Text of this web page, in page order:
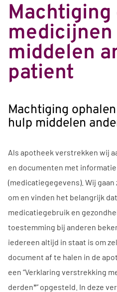
Machtiging
middelen
patient
Machtiging
hulp middelen
Als apotheek verstrekken wij
en documenten met
(medicatiegegevens). Wij
om en vinden het belangrijk
medicatiegebruik en
toestemming bij anderen
iedereen altijd in staat is om
document af te halen in de
een “Verklaring verstrekking
derden*” opgesteld. In deze